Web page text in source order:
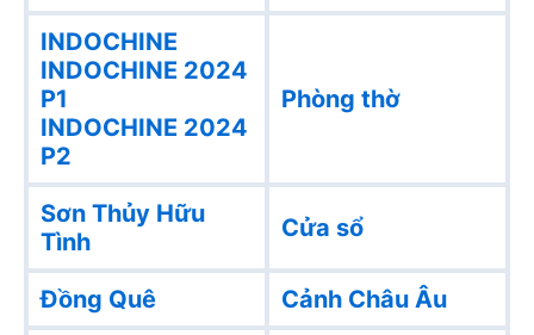
INDOCHINE
INDOCHINE 2024
P1
INDOCHINE 2024
P2
Phòng thờ
Sơn Thủy Hữu
Tình
Cửa sổ
Đồng Quê
Cảnh Châu Âu